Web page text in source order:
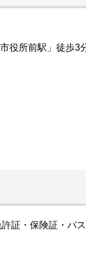
役所前駅」徒歩3
証・保険証・パ